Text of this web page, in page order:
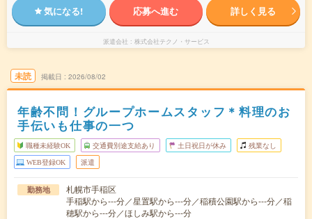
気になる! 応募へ進む 詳しく見る
派遣会社 株式会社テクノ・サービス
未読 掲載日 2026/08/02
年齢不問！グループホームスタッフ＊料理のお
手伝いも仕事の一つ
職種未経験OK 交通費別途支給あり 土日祝日が休み 残業なし
WEB登録OK 派遣
勤務地
札幌市手稲区
手稲駅から---分／星置駅から---分／稲積公園駅から---分／稲
穂駅から---分／ほしみ駅から---分